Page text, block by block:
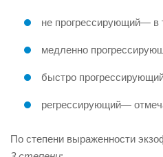
не прогрессирующий— в
медленно
быстро
регрессирующий—
По степени выраженности